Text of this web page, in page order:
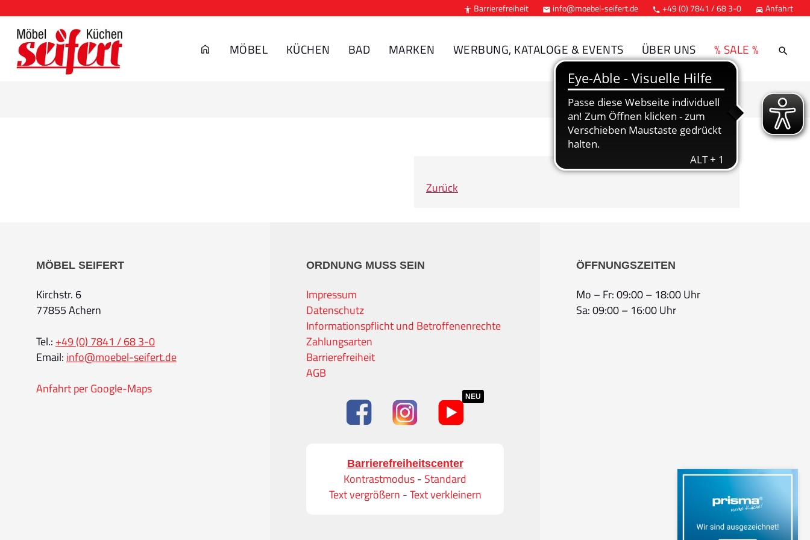
 Barrierefreiheit  info@moebel-seifert.de  +49 (0) 7841 / 68 3-0  Anfahrt
MÖBEL KÜCHEN BAD MARKEN WERBUNG, KATALOGE & EVENTS ÜBER UNS % SALE %
Zurück
MÖBEL SEIFERT
Kirchstr. 6
77855 Achern
Tel.: +49 (0) 7841 / 68 3-0
Email: info@moebel-seifert.de
Anfahrt per Google-Maps
ORDNUNG MUSS SEIN
Impressum
Datenschutz
Informationspflicht und Betroffenenrechte
Zahlungsarten
Barrierefreiheit
AGB
NEU
Barrierefreiheitscenter
Kontrastmodus- Standard
Text vergrößern -Text verkleinern
ÖFFNUNGSZEITEN
Mo – Fr: 09:00 – 18:00 Uhr
Sa: 09:00 – 16:00 Uhr